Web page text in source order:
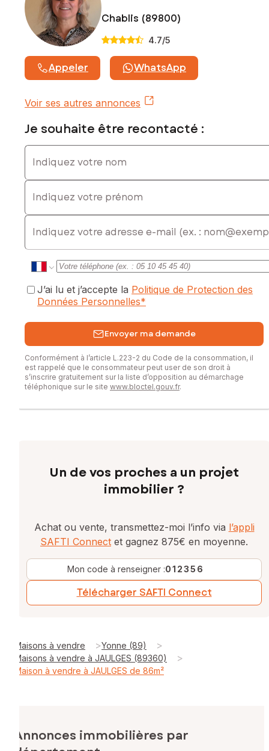
Chablis (89800)
4.7/5
Appeler WhatsApp
Voir ses autres annonces
Je souhaite être recontacté :
Indiquez votre nom
Indiquez votre prénom
E-mail
J’ai lu et j’accepte la Politique de Protection des
Données Personnelles*
Envoyer ma demande
Conformément à l’article L.223-2 du Code de la consommation, il
est rappelé que le consommateur peut user de son droit à
s’inscrire gratuitement sur la liste d’opposition au démarchage
téléphonique sur le site www.bloctel.gouv.fr.
Un de vos proches a un projet
immobilier ?
Achat ou vente, transmettez-moi l’info via l’appli
SAFTI Connect et gagnez 875€ en moyenne.
Mon code à renseigner :012356
Télécharger SAFTI Connect
Maisons à vendre >Yonne (89) >
Maisons à vendre à JAULGES (89360) >
Maison à vendre à JAULGES de 86m²
Annonces immobilières par